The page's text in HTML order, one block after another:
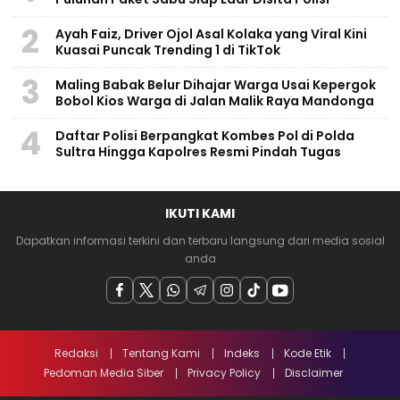
2
Ayah Faiz, Driver Ojol Asal Kolaka yang Viral Kini
Kuasai Puncak Trending 1 di TikTok
3
Maling Babak Belur Dihajar Warga Usai Kepergok
Bobol Kios Warga di Jalan Malik Raya Mandonga
4
Daftar Polisi Berpangkat Kombes Pol di Polda
Sultra Hingga Kapolres Resmi Pindah Tugas
IKUTI KAMI
Dapatkan informasi terkini dan terbaru langsung dari media sosial
anda
Redaksi Tentang Kami Indeks
Kode Etik
Pedoman Media Siber
Privacy Policy Disclaimer